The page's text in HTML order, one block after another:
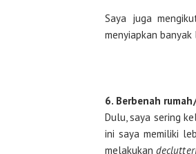
Saya juga
menyiapkan
6. Berbenah
Dulu, saya sering
ini saya memiliki
melakukan